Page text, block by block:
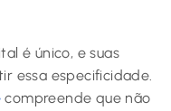
é único, e suas
essa especificidade.
compreende que não